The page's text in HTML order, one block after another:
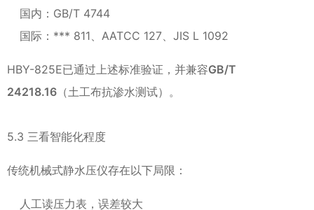
国内：GB/T 4744
国际：*** 811、AATCC 127、JIS L 1092
HBY-825E已通过上述标准验证，并兼容GB/T
24218.16 （土工布抗渗水测试）。
5.3 三看智能化程度
传统机械式静水压仪存在以下局限：
人工读压力表，误差较大